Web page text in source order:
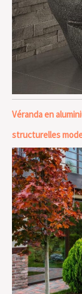
Véranda en
structurelles